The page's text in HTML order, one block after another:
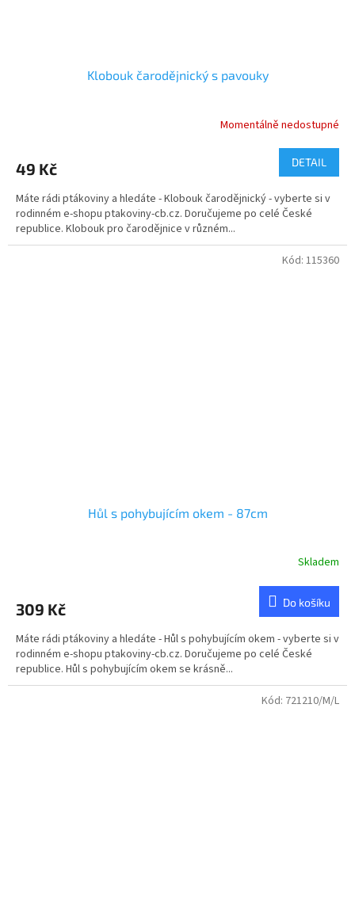
Klobouk čarodějnický s pavouky
Momentálně nedostupné
49 Kč DETAIL
Máte rádi ptákoviny a hledáte - Klobouk čarodějnický - vyberte si v
rodinném e-shopu ptakoviny-cb.cz. Doručujeme po celé České
republice. Klobouk pro čarodějnice v různém...
Hůl s pohybujícím okem - 87cm
Skladem
309 Kč Do košíku
Máte rádi ptákoviny a hledáte - Hůl s pohybujícím okem - vyberte si v
rodinném e-shopu ptakoviny-cb.cz. Doručujeme po celé České
republice. Hůl s pohybujícím okem se krásně...
Kód: 115360
Kód: 721210/M/L